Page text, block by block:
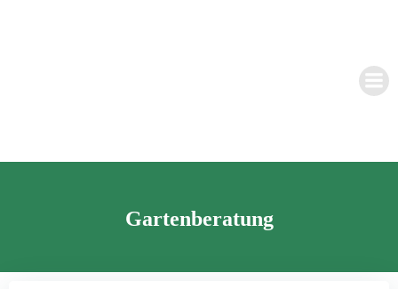
Gartenberatung